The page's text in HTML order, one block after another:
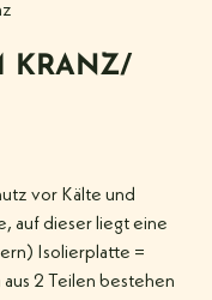
KRANZ/
vor Kälte und
auf dieser liegt eine
Isolierplatte =
2 Teilen bestehen